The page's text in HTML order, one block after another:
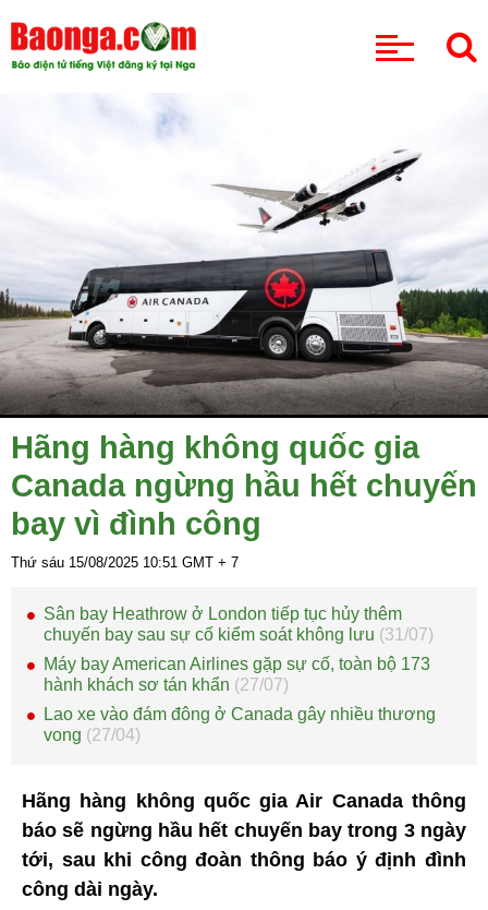
Hãng hàng không quốc gia
Canada ngừng hầu hết chuyến
bay vì đình công
Thứ sáu 15/08/2025 10:51 GMT + 7
Sân bay Heathrow ở London tiếp tục hủy thêm
chuyến bay sau sự cố kiểm soát không lưu (31/07)
Máy bay American Airlines gặp sự cố, toàn bộ 173
hành khách sơ tán khẩn (27/07)
Lao xe vào đám đông ở Canada gây nhiều thương
vong (27/04)
Hãng hàng không quốc gia Air Canada thông
báo sẽ ngừng hầu hết chuyến bay trong 3 ngày
tới, sau khi công đoàn thông báo ý định đình
công dài ngày.